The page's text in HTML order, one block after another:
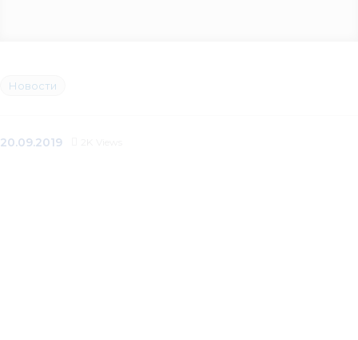
Новости
20.09.2019